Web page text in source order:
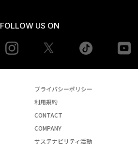
FOLLOW US ON
Instagram tiktok
プライバシーポリシー
利用規約
CONTACT
COMPANY
サステナビリティ活動